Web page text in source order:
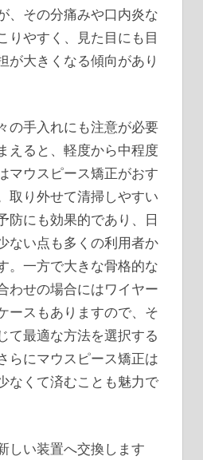
、その分痛みや口内炎な
りやすく、見た目にも目
が大きくなる傾向があり
の手入れにも注意が必要
えると、軽度から中程度
マウスピース矯正がおす
取り外せて清掃しやすい
防にも効果的であり、日
ない点も多くの利用者か
。一方で大きな骨格的な
わせの場合にはワイヤー
ースもありますので、そ
て最適な方法を選択する
らにマウスピース矯正は
なくて済むことも魅力で
しい装置へ交換します